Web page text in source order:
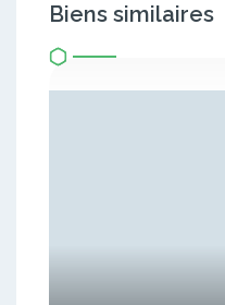
Biens similaires